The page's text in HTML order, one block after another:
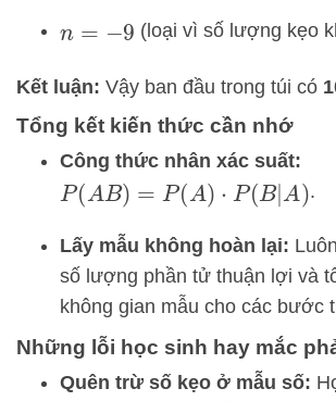
n=− 9 (loại vì số lượng kẹo
Kết luận: Vậy ban đầu trong túi có
Tổng kết kiến thức cần nhớ
Công thức nhân xác suất:
P(AB)= P A)⋅P( B|A) .
Lấy mẫu không hoàn lại:
số lượng phần tử thuận lợi và
không gian mẫu cho các bước
Những lỗi học sinh hay mắc
Quên trừ số kẹo ở mẫu số: